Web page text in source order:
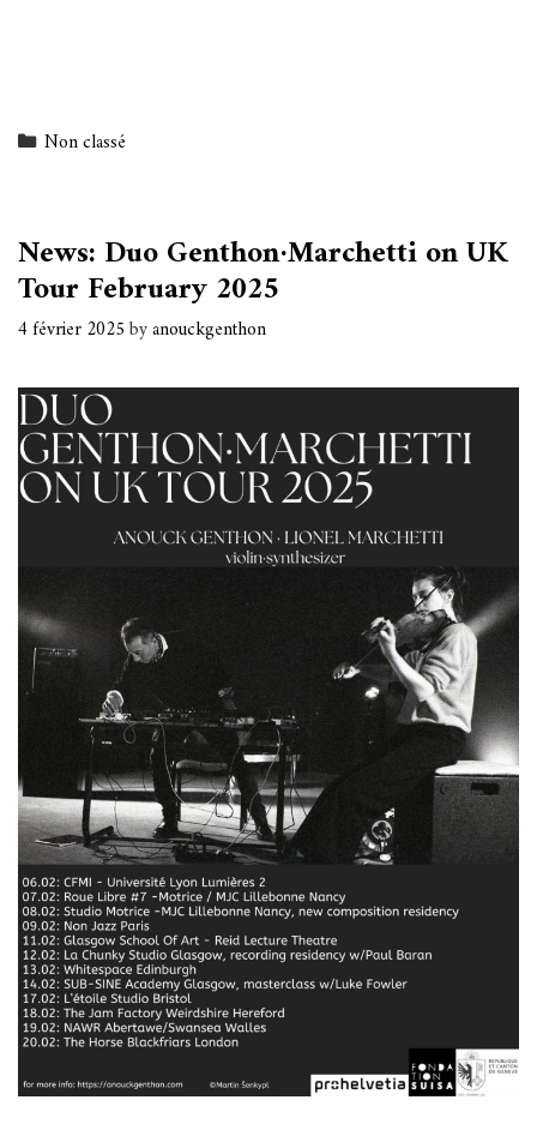
Categories
Non classé
News: Duo Genthon·Marchetti on UK
Tour February 2025
4 février 2025byanouckgenthon